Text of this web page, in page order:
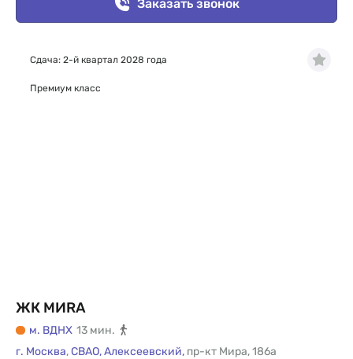
Заказать звонок
ЖК МИRА
м. ВДНХ 13 мин.
г. Москва,СВАО,Алексеевский, пр-кт Мира,186а
Сдача: 2-й квартал 2028 года
Премиум класс